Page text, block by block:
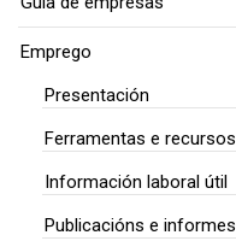
Emprego
Presentación
Ferramentas e recursos
Información laboral útil
Publicacións e informes